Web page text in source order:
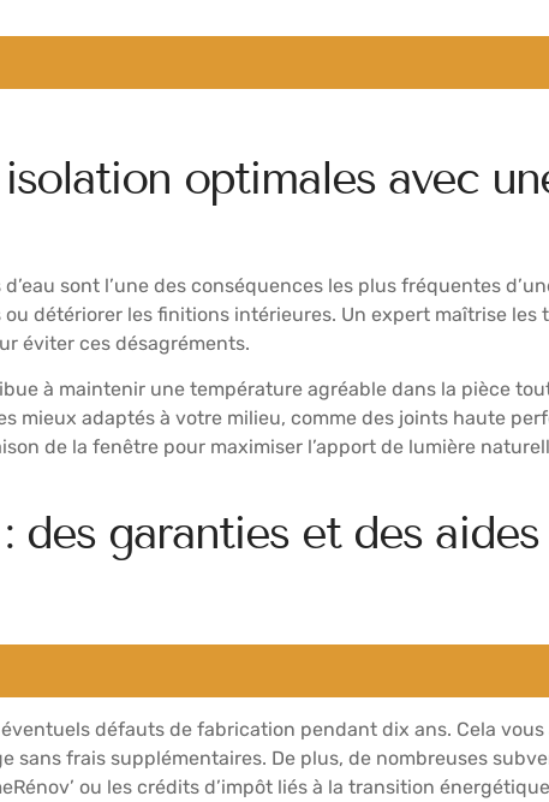
optimales avec
sont l’une des conséquences les plus fréquentes
détériorer les finitions intérieures. Un expert maîtrise les
éviter ces désagréments.
à maintenir une température agréable dans la pièce
mieux adaptés à votre milieu, comme des joints haute
de la fenêtre pour maximiser l’apport de lumière
des garanties et des
défauts de fabrication pendant dix ans. Cela
sans frais supplémentaires. De plus, de nombreuses
ou les crédits d’impôt liés à la transition